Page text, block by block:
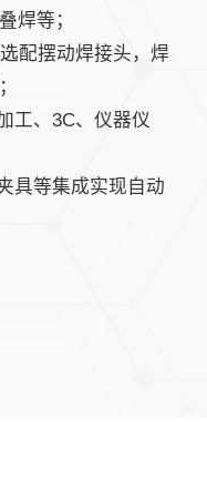
焊等；
配摆动焊接头，焊
工、3C、仪器仪
具等集成实现自动